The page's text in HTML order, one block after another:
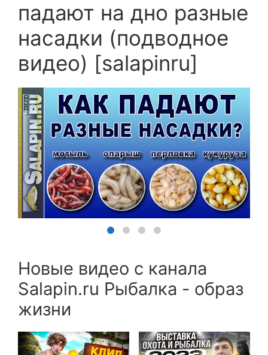
падают на дно разные
насадки (подводное
видео) [salapinru]
Новые видео с канала
Salapin.ru Рыбалка - образ
жизни